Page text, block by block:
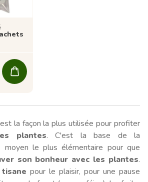
est la façon la plus utilisée pour profiter
plantes. C'est la base de la
moyen le plus élémentaire pour que
son bonheur avec les plantes.
tisane pour le plaisir, pour une pause